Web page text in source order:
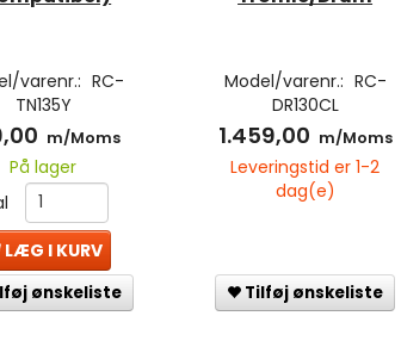
varenr.: RC-
TN135Y
m/Moms
På lager
LÆG I KURV
ønskeliste
Model/varenr.: RC-
DR130CL
1.459,00 m/Moms
Leveringstid er 1-2
dag(e)
Tilføj ønskeliste